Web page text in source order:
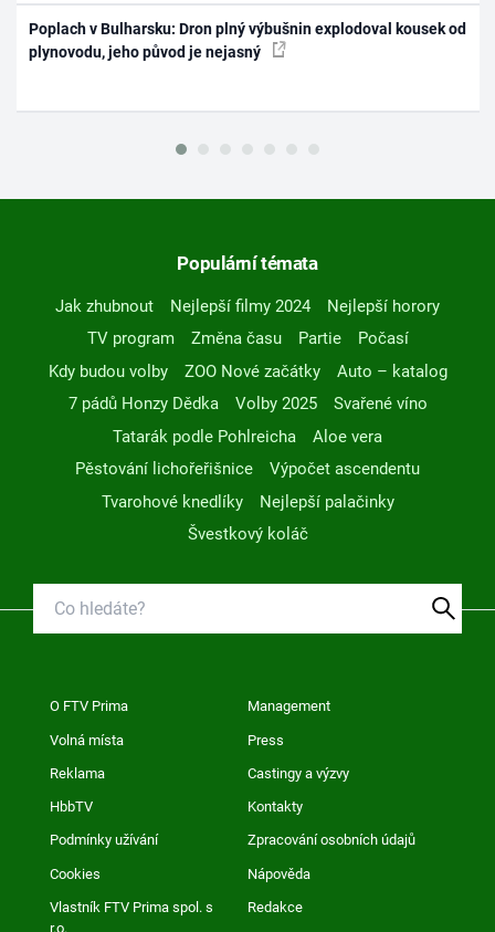
Poplach v Bulharsku: Dron plný výbušnin explodoval kousek od
plynovodu, jeho původ je nejasný
Populární témata
Jak zhubnout Nejlepší filmy 2024
Nejlepší horory
TV program
Změna času Partie
Počasí
Kdy budou volby
ZOO Nové začátky
Auto – katalog
7 pádů Honzy Dědka
Volby 2025
Svařené víno
Tatarák podle Pohlreicha
Aloe vera
Pěstování lichořeřišnice
Výpočet ascendentu
Tvarohové knedlíky
Nejlepší palačinky
Švestkový koláč
O FTV Prima Management
Volná místa Press
Reklama Castingy a výzvy
HbbTV Kontakty
Podmínky užívání Zpracování osobních údajů
Cookies Nápověda
Vlastník FTV Prima spol. s
r.o.
Redakce